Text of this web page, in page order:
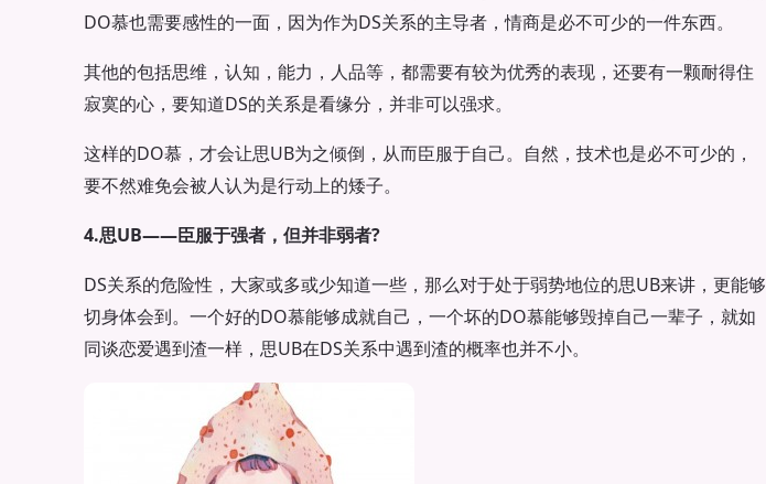
DO慕也需要感性的一面，因为作为DS关系的主导者，情商是必不可少的一件东西。
其他的包括思维，认知，能力，人品等，都需要有较为优秀的表现，还要有一颗耐得住
寂寞的心，要知道DS的关系是看缘分，并非可以强求。
这样的DO慕，才会让思UB为之倾倒，从而臣服于自己。自然，技术也是必不可少的，
要不然难免会被人认为是行动上的矮子。
4.思UB——臣服于强者，但并非弱者?
DS关系的危险性，大家或多或少知道一些，那么对于处于弱势地位的思UB来讲，更能够
切身体会到。一个好的DO慕能够成就自己，一个坏的DO慕能够毁掉自己一辈子，就如
同谈恋爱遇到渣一样，思UB在DS关系中遇到渣的概率也并不小。